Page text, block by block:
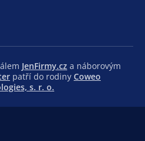
JenFirmy.cz a náborovým
patří do rodiny Coweo
s. r. o.